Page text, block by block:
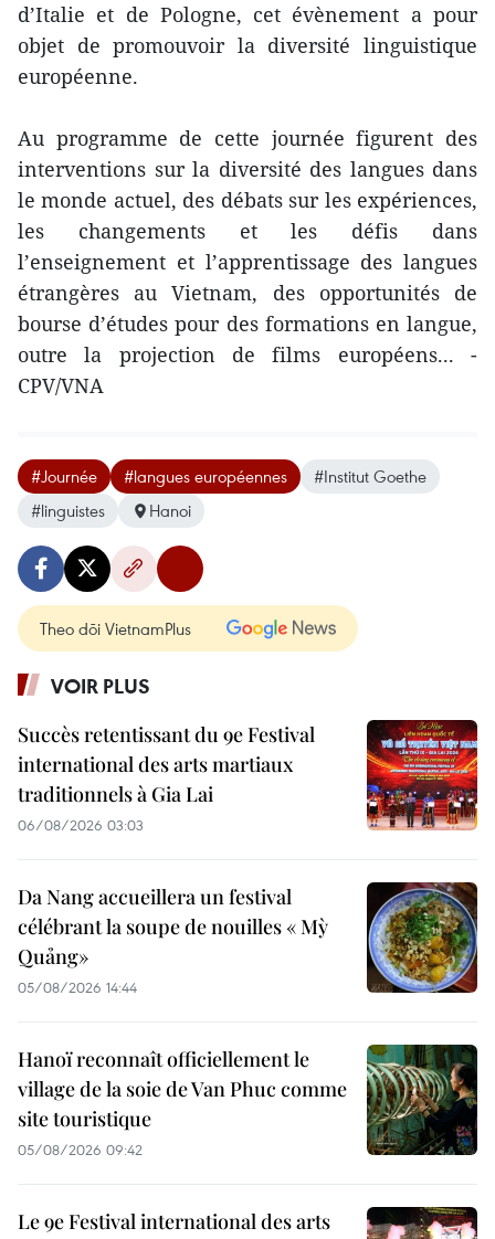
d’Italie et de Pologne, cet évènement a pour
objet de promouvoir la diversité linguistique
européenne.
Au programme de cette journée figurent des
interventions sur la diversité des langues dans
le monde actuel, des débats sur les expériences,
les changements et les défis dans
l’enseignement et l’apprentissage des langues
étrangères au Vietnam, des opportunités de
bourse d’études pour des formations en langue,
outre la projection de films européens... -
CPV/VNA
#Journée #langues européennes
#Institut Goethe
#linguistes
Hanoi
Theo dõi VietnamPlus
VOIR PLUS
Succès retentissant du 9e Festival
international des arts martiaux
traditionnels à Gia Lai
06/08/2026 03:03
Da Nang accueillera un festival
célébrant la soupe de nouilles « Mỳ
Quảng»
05/08/2026 14:44
Hanoï reconnaît officiellement le
village de la soie de Van Phuc comme
site touristique
05/08/2026 09:42
Le 9e Festival international des arts